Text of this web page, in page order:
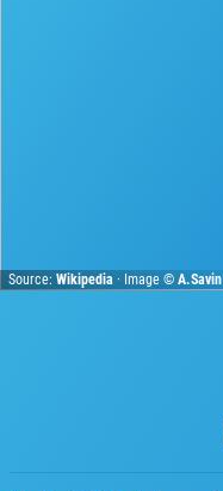
Source:Wikipedia · Image ©A.Savin